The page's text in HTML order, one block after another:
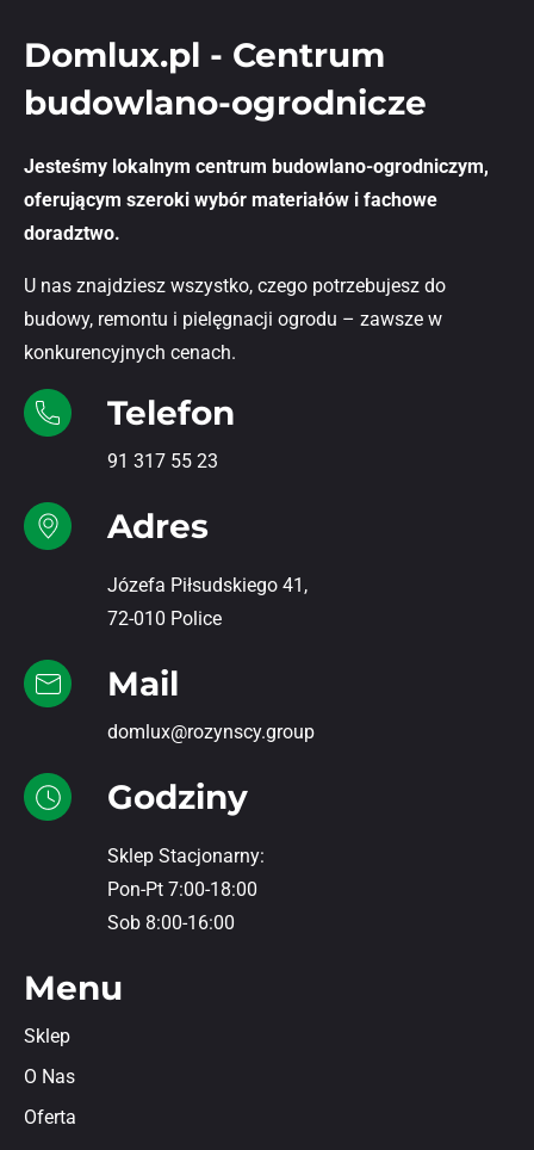
Domlux.pl - Centrum
budowlano-ogrodnicze
Jesteśmy lokalnym centrum budowlano-ogrodniczym,
oferującym szeroki wybór materiałów i fachowe
doradztwo.
U nas znajdziesz wszystko, czego potrzebujesz do
budowy, remontu i pielęgnacji ogrodu – zawsze w
konkurencyjnych cenach.
Telefon
91 317 55 23
Adres
Józefa Piłsudskiego 41,
72-010 Police
Mail
domlux@rozynscy.group
Godziny
Sklep Stacjonarny:
Pon-Pt 7:00-18:00
Sob 8:00-16:00
Menu
Sklep
O Nas
Oferta